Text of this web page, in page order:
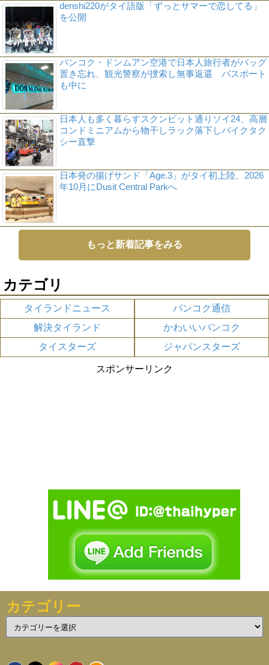
denshi220がタイ語版「ずっとサマーで恋してる」
を公開
バンコク・ドンムアン空港で日本人旅行者がバッグ
置き忘れ、観光警察が捜索し無事返還 パスポート
も中に
日本人も多く暮らすスクンビット通りソイ24、高層
コンドミニアムから物干しラック落下しバイクタク
シー直撃
日本発の揚げサンド「Age.3」がタイ初上陸、2026
年10月にDusit Central Parkへ
もっと新着記事をみる
カテゴリ
タイランドニュース
バンコク通信
解決タイランド
かわいいバンコク
タイスターズ
ジャパンスターズ
スポンサーリンク
カテゴリー
テ
リ